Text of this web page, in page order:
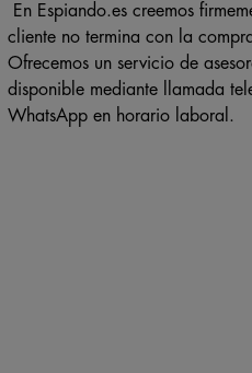
En Espiando.es creemos
cliente no termina con la
Ofrecemos un servicio de
disponible mediante llamada
WhatsApp en horario laboral.